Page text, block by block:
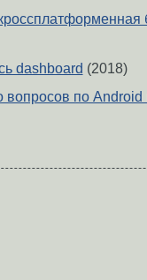
dashboard (2018)
вопросов по Android